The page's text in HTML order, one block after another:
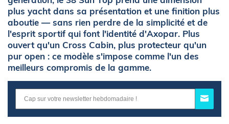
plus yacht dans sa présentation et une finition plus
aboutie — sans rien perdre de la simplicité et de
l'esprit sportif qui font l'identité d'Axopar. Plus
ouvert qu'un Cross Cabin, plus protecteur qu'un
pur open : ce modèle s'impose comme l'un des
meilleurs compromis de la gamme.